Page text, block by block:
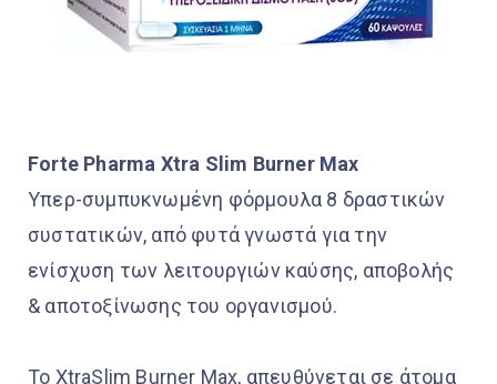
Forte Pharma Xtra Slim Burner Max
Υπερ-συμπυκνωμένη φόρμουλα 8 δραστικών
συστατικών, από φυτά γνωστά για την
ενίσχυση των λειτουργιών καύσης, αποβολής
& αποτοξίνωσης του οργανισμού.
Το XtraSlim Burner Max, απευθύνεται σε άτομα